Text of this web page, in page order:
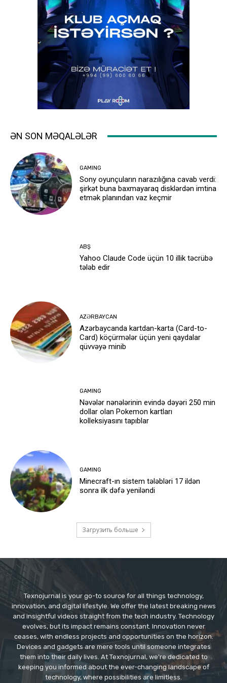
ƏN SON MƏQALƏLƏR
GAMING
Sony oyunçuların narazılığına cavab verdi:
şirkət buna baxmayaraq disklərdən imtina
etmək planından vaz keçmir
ABŞ
Yahoo Claude Code üçün 10 illik təcrübə
tələb edir
AZƏRBAYCAN
Azərbaycanda kartdan-karta (Card-to-
Card) köçürmələr üçün yeni qaydalar
qüvvəyə minib
GAMING
Nəvələr nənələrinin evində dəyəri 250 min
dollar olan Pokemon kartları
kolleksiyasını tapıblar
GAMING
Minecraft-ın sistem tələbləri 17 ildən
sonra ilk dəfə yeniləndi
Загрузить больше
Texnojurnal is your go-to source for all things technology,
innovation, and digital lifestyle. We offer the latest breaking news
and insightful videos straight from the tech industry. Technology
evolves, but its impact remains constant. Innovation never
ceases, with endless projects and opportunities on the horizon.
Devices and gadgets are mere tools until someone integrates
them into their daily lives. At Texnojurnal, we're dedicated to
keeping you informed about the ever-changing landscape of
technology, where possibilities are limitless.